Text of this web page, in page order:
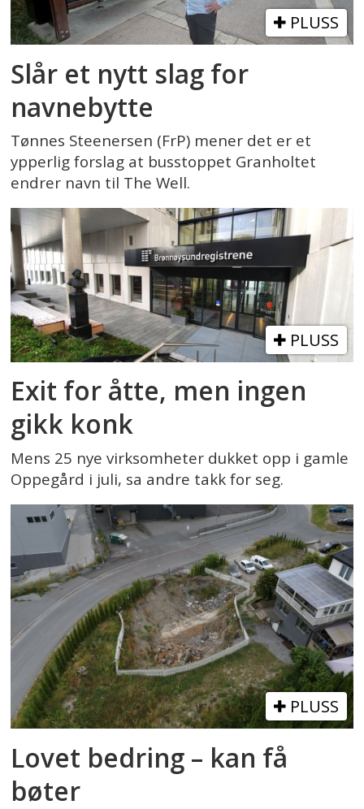
PLUSS
Slår et nytt slag for
navnebytte
Tønnes Steenersen (FrP) mener det er et
ypperlig forslag at busstoppet Granholtet
endrer navn til The Well.
PLUSS
Exit for åtte, men ingen
gikk konk
Mens 25 nye virksomheter dukket opp i gamle
Oppegård i juli, sa andre takk for seg.
PLUSS
Lovet bedring – kan få
bøter